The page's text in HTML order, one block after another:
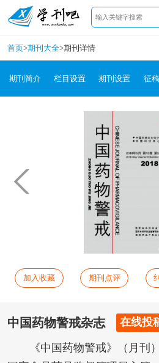
首页>期刊大全>期刊详情
期刊简介 栏目设置 期刊设置 征
加入收藏 期刊点评
中国药物警戒杂志 在线投
《中国药物警戒》（月刊